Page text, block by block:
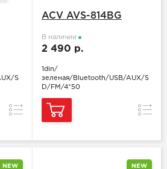
S
Сравнение
ACV AVS-814BG
В наличии
2 490 р.
1din/
зеленая/Bluetooth/USB/AUX/S
D/FM/4*50
NEW NEW